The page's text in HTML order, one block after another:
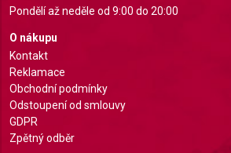
Pondělí až neděle od 9:00 do 20:00
O nákupu
Kontakt
Reklamace
Obchodní podmínky
Odstoupení od smlouvy
GDPR
Zpětný odběr
Identify devices based on information
requested
Non-IAB processing purposes:
Necessary
Performance
Functional